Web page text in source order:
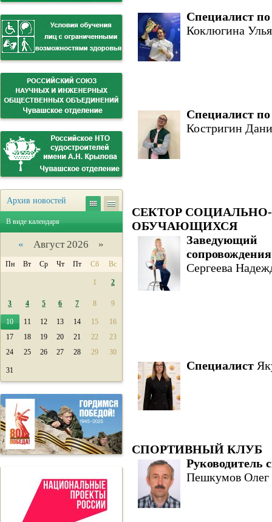
Архив новостей
В виде календаря
« Август 2026 »
Пн Вт Ср Чт Пт Сб Вс
1 2
3 4 5 6 7 8 9
10 11 12 13 14 15
16
17
18 19 20 21 22
23
24
25 26 27 28 29 30
31
Специалист по
Коклюгина
Специалист
Костригин
СЕКТОР
ОБУЧАЮЩИХСЯ
Заведующий
Сергеева
Специалист
СПОРТИВНЫЙ КЛУБ
Руководитель
Пешкумов Олег